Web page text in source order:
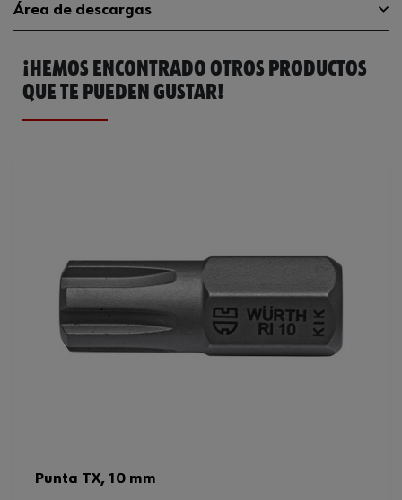
Tipo de punta Forma de cuña
Longitud
Peso del producto (por artículo) 10.000 g
Área de descargas
Catálogo General 0614788605
Ficha Técnica
¡HEMOS ENCONTRADO OTROS PRODUCTOS
QUE TE PUEDEN GUSTAR!
Punta TX, 10 mm